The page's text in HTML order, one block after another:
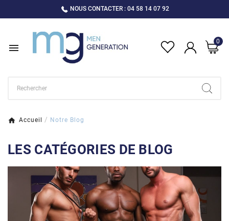
NOUS CONTACTER : 04 58 14 07 92

0
Accueil Notre Blog
LES CATÉGORIES DE BLOG